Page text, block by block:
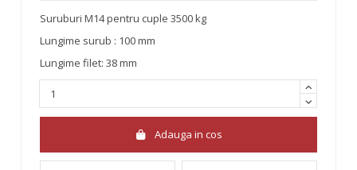
Suruburi M14 pentru cuple 3500 kg
Lungime surub : 100 mm
Lungime filet: 38 mm
Adauga in cos